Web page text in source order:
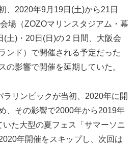
、2020年9月19日(土)から21日
場（ZOZOマリンスタジアム・幕
(土)・20日(日)の２日間、大阪会
ンド）で開催される予定だった
の影響で開催を延期していた。
リンピックが当初、2020年に開
、その影響で2000年から2019年
いた大型の夏フェス「サマーソニ
年開催をスキップし、次回は